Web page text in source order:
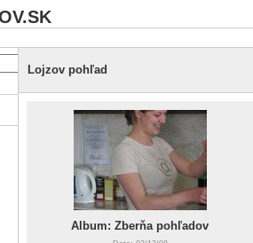
Lojzov pohľad
Album: Zberňa pohľadov